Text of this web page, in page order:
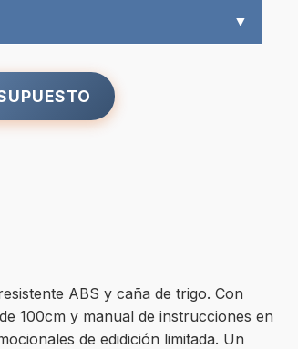
▼
ABS y caña de trigo. Con
100cm y manual de instrucciones en
de edidición limitada. Un